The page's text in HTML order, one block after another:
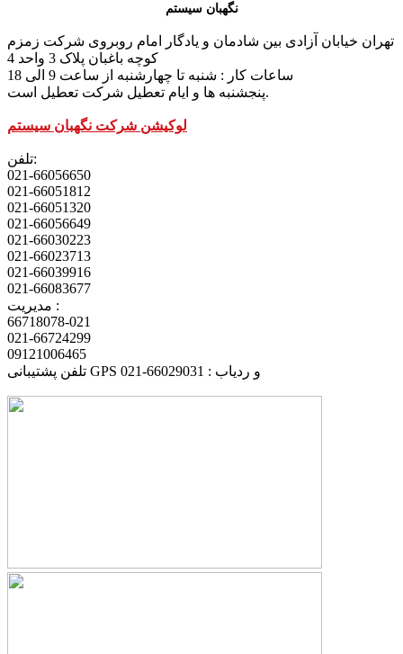
نگهبان سیستم
تهران خیابان آزادی بین شادمان و یادگار امام روبروی شرکت زمزم
کوچه باغبان پلاک 3 واحد 4
پنجشنبه ها و ایام تعطیل شرکت تعطیل است.
لوکیشن شرکت نگهبان سیستم
تلفن:
021-66056650
021-66051812
021-66051320
021-66056649
021-66030223
021-66023713
021-66039916
021-66083677
مدیریت :
66718078-021
021-66724299
09121006465
تلفن پشتیبانی GPS و ردیاب : 66029031-021